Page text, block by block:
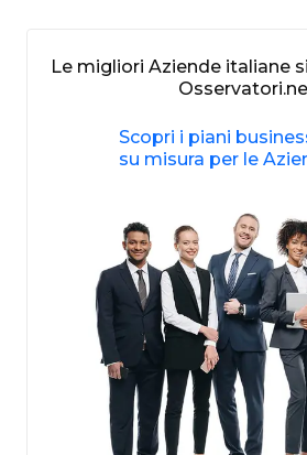
Le migliori Aziende italiane
Scopri i piani
su misura per le